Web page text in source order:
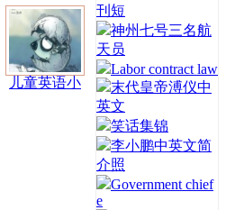
儿童英语小
刊短
神州七号三名航
天员
Labor contract law
末代皇帝溥仪中
英文
笑话集锦
李小鹏中英文简
介照
Government chief
e